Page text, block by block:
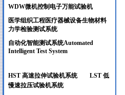
WDW微机控制电子万能试验机
医学组织工程医疗器械设备生物材料
力学检验测试系统
自动化智能测试系统Automated
Intelligent Test System
HST 高速拉伸试验机系统
LST 低
慢速拉压试验机系统